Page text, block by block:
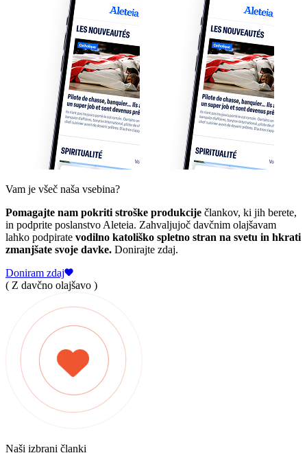
Vam je všeč naša vsebina?
Pomagajte nam pokriti stroške produkcije člankov, ki jih berete,
in podprite poslanstvo Aleteia. Zahvaljujoč davčnim olajšavam
lahko podpirate vodilno katoliško spletno stran na svetu in hkrati
zmanjšate svoje davke. Donirajte zdaj.
Doniram zdaj
( Z davčno olajšavo )
Naši izbrani članki